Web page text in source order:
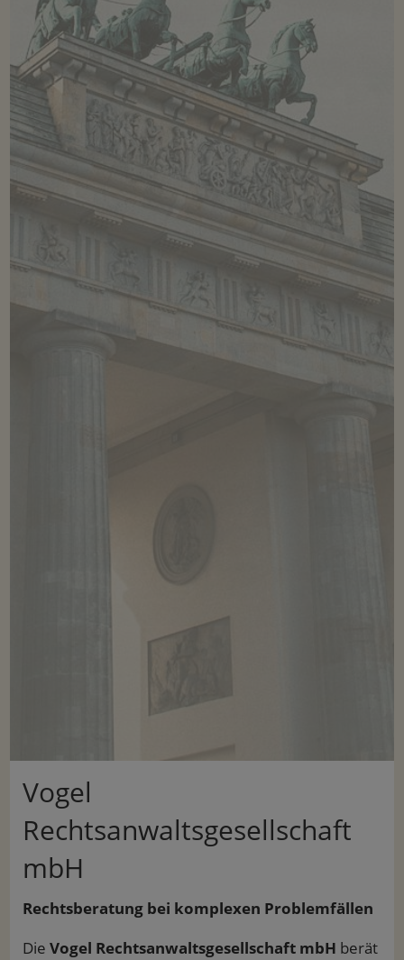
Vogel
Rechtsanwaltsgesellschaft
mbH
Rechtsberatung bei komplexen Problemfällen
Die Vogel Rechtsanwaltsgesellschaft mbH berät